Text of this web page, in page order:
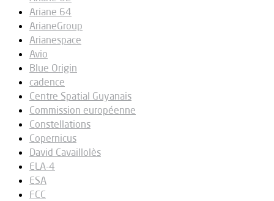
Ariane 64
ArianeGroup
Arianespace
Avio
Blue Origin
cadence
Centre Spatial Guyanais
Commission européenne
Constellations
Copernicus
David Cavaillolès
ELA-4
ESA
FCC